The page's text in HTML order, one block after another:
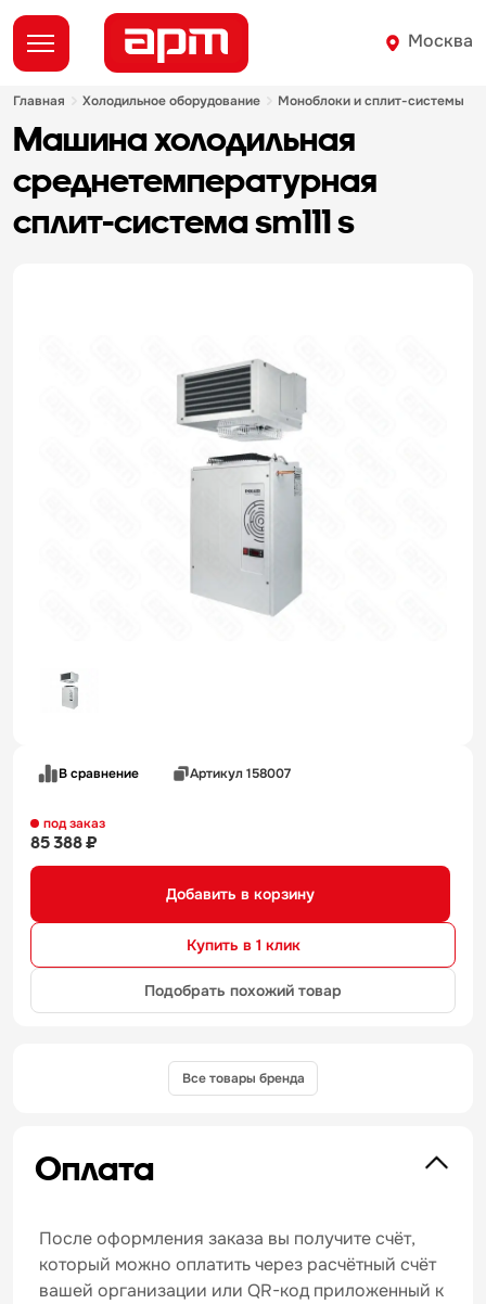
Москва
главная холодильное оборудование моноблоки и сплит-системы
машина холодильная
среднетемпературная
сплит-система sm111 s
В сравнение Артикул 158007
под заказ
85 388 ₽
Добавить в корзину
Купить в 1 клик
Подобрать похожий товар
Все товары бренда
Оплата
После оформления заказа вы получите счёт,
который можно оплатить через расчётный счёт
вашей организации или QR-код приложенный к